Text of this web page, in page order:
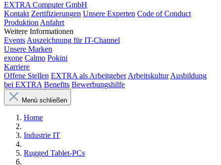
EXTRA Computer GmbH
Kontakt Zertifizierungen Unsere Experten Code of Conduct
Produktion Anfahrt
Weitere Informationen
Events Auszeichnung für IT-Channel
Unsere Marken
exone Calmo Pokini
Karriere
Offene Stellen EXTRA als Arbeitgeber Arbeitskultur Ausbildung
bei EXTRA Benefits Bewerbungshilfe
Menü schließen
Home
Industrie IT
Rugged Tablet-PCs